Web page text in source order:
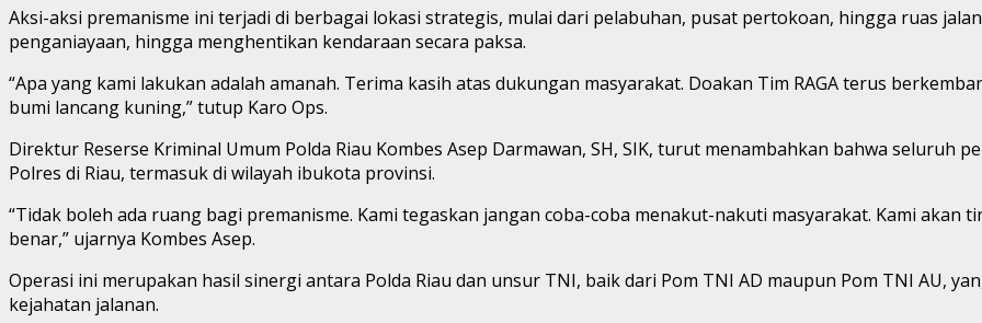
Aksi-aksi premanisme ini terjadi di berbagai lokasi strategis, mulai dari pelabuhan, pusat pertokoan, hingga ruas
penganiayaan, hingga menghentikan kendaraan secara paksa.
“Apa yang kami lakukan adalah amanah. Terima kasih atas dukungan masyarakat. Doakan Tim RAGA terus
bumi lancang kuning,” tutup Karo Ops.
Direktur Reserse Kriminal Umum Polda Riau Kombes Asep Darmawan, SH, SIK, turut menambahkan bahwa seluruh
Polres di Riau, termasuk di wilayah ibukota provinsi.
“Tidak boleh ada ruang bagi premanisme. Kami tegaskan jangan coba-coba menakut-nakuti masyarakat. Kami akan
benar,” ujarnya Kombes Asep.
Operasi ini merupakan hasil sinergi antara Polda Riau dan unsur TNI, baik dari Pom TNI AD maupun Pom TNI AU,
kejahatan jalanan.